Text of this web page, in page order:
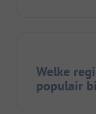
Welke
populair